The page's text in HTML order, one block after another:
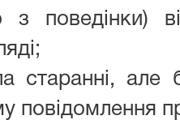
з поведінки)
старанні, але
повідомлення